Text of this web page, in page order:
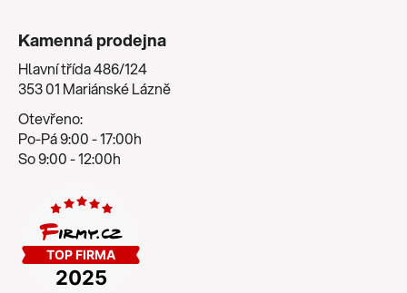
Kamenná prodejna
Hlavní třída 486/124
353 01 Mariánské Lázně
Otevřeno:
Po-Pá 9:00 - 17:00h
So 9:00 - 12:00h